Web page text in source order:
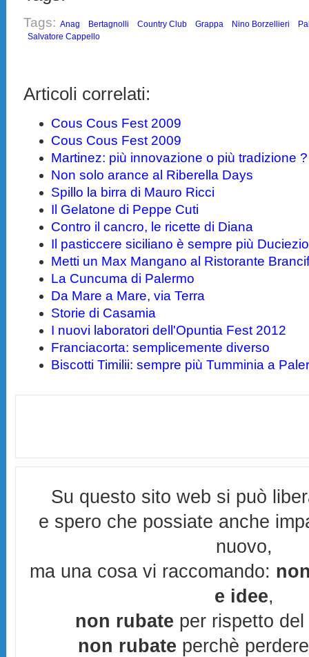
Tags: Anag Bertagnolli Country Club Grappa Nino Borzellieri
Salvatore Cappello
Articoli correlati:
Cous Cous Fest 2009
Cous Cous Fest 2009
Martinez: più innovazione o più tradizione ?
Non solo arance al Riberella Days
Spillo la birra di Mauro Ricci
Il Gelatone di Peppe Cuti
Contro il cancro, le ricette di Diana
Il pasticcere siciliano è sempre più Duciezio
Metti un Max Mangano al Ristorante
La Cuncuma di Palermo
Da Mare a Mare, via Terra
Storie di Casamia
I nuovi laboratori dell'Opuntia Fest 2012
Franciacorta: semplicemente diverso
Biscotti Timilii: sempre più Tumminia a
Su questo sito web si può
e spero che possiate anche
nuovo,
ma una cosa vi raccomando:
e idee,
non rubate per rispetto
non rubate perchè